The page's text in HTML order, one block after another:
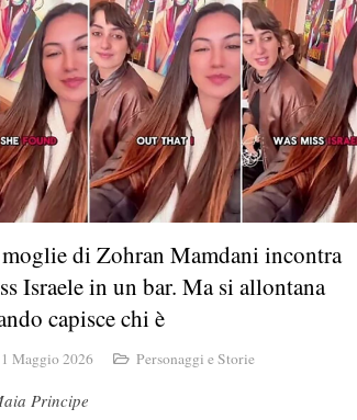
di Zohran Mamdani incontra
Israele in un bar. Ma si allontana
capisce chi è
Maggio 2026 Personaggi e Storie
Principe